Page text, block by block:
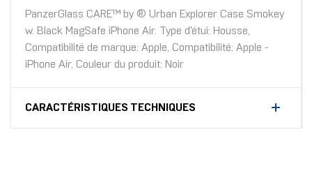
PanzerGlass CARE™ by ® Urban Explorer Case Smokey
w. Black MagSafe iPhone Air. Type d'étui: Housse,
Compatibilité de marque: Apple, Compatibilité: Apple -
iPhone Air, Couleur du produit: Noir
CARACTÉRISTIQUES TECHNIQUES